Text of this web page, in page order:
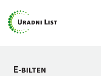
E-BILTEN